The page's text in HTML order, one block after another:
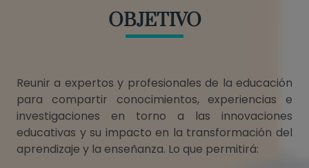
OBJETIVO
Reunir a expertos y profesionales de la educación
para compartir conocimientos, experiencias e
investigaciones en torno a las innovaciones
educativas y su impacto en la transformación del
aprendizaje y la enseñanza. Lo que permitirá: